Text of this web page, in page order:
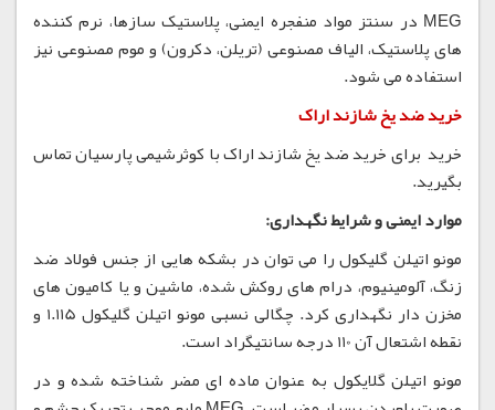
MEG در سنتز مواد منفجره ایمنی، پلاستیک سازها، نرم کننده
های پلاستیک، الیاف مصنوعی (تریلن، دکرون) و موم مصنوعی نیز
استفاده می شود.
خرید ضد یخ شازند اراک
خرید برای خرید ضد یخ شازند اراک با کوثرشیمی پارسیان تماس
بگیرید.
موارد ایمنی و شرایط نگهداری:
مونو اتیلن گلیکول را می توان در بشکه هایی از جنس فولاد ضد
زنگ، آلومینیوم، درام های روکش شده، ماشین و یا کامیون های
مخزن دار نگهداری کرد. چگالی نسبی مونو اتیلن گلیکول 1.115 و
نقطه اشتعال آن 110 درجه سانتیگراد است.
مونو اتیلن گلایکول به عنوان ماده ای مضر شناخته شده و در